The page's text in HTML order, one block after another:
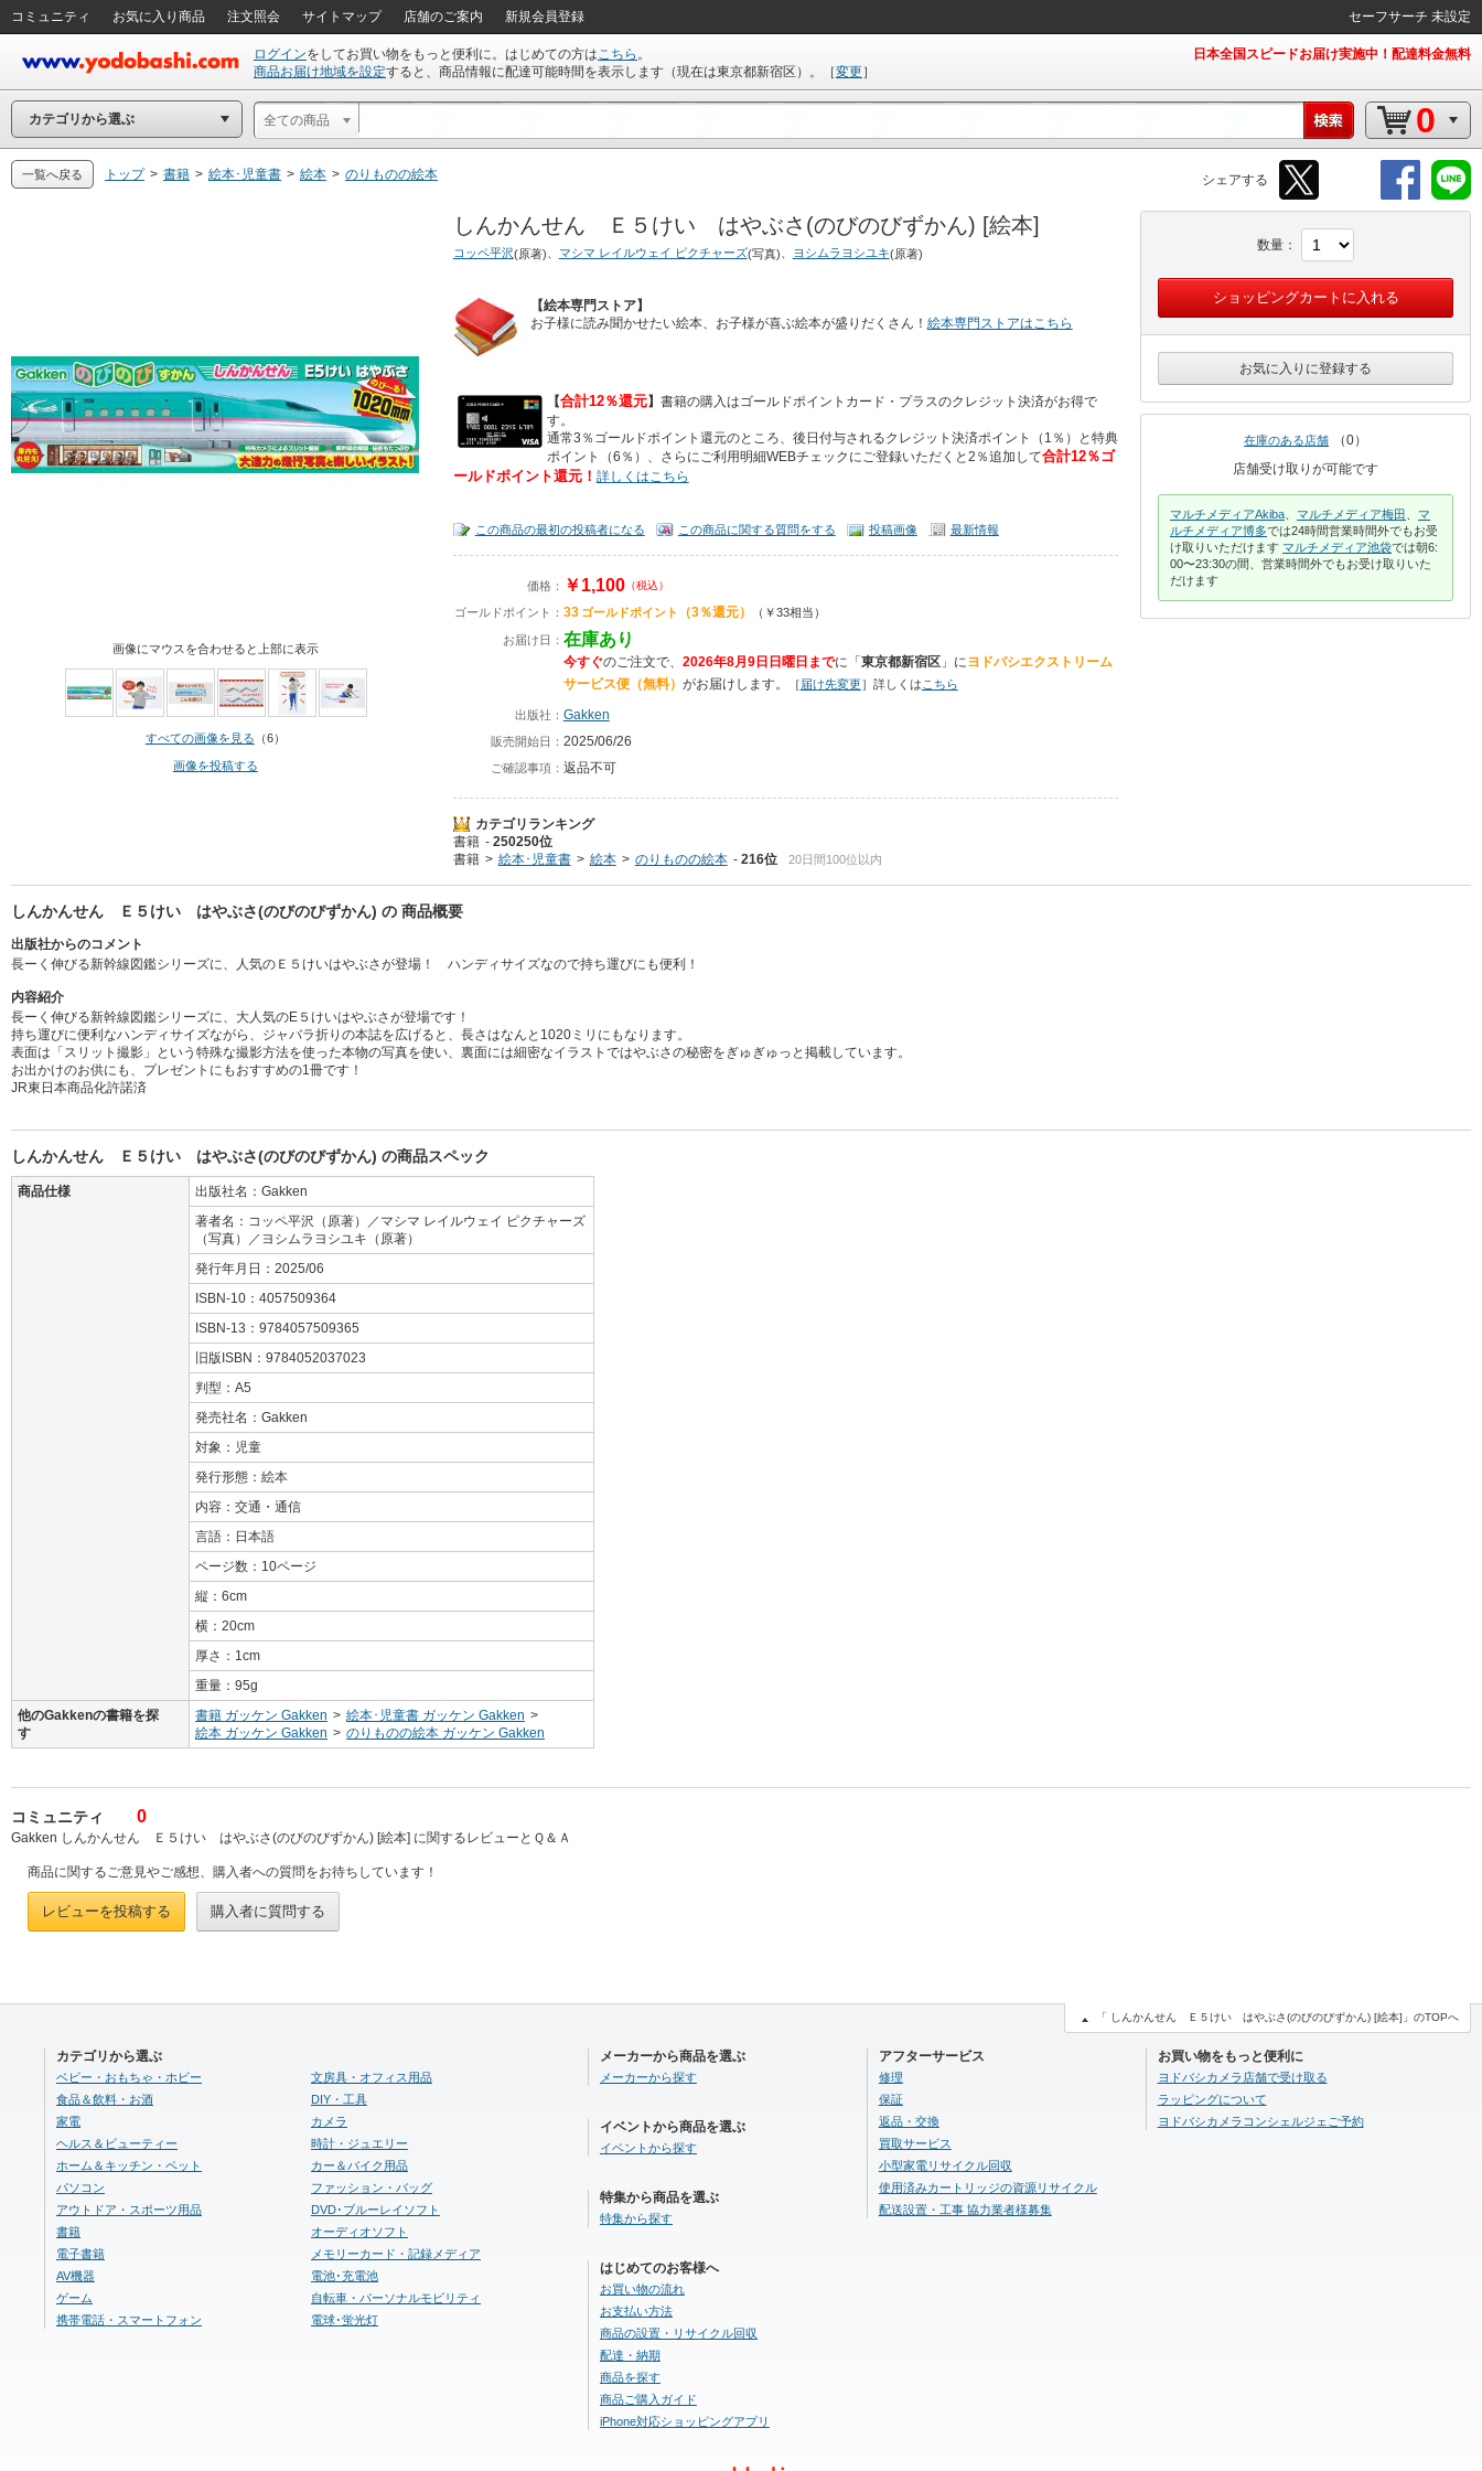
コミュニティ お気に入り商品 注文照会 サイトマップ 店舗のご案内 新規会員登録 セーフサーチ 未設定
ログインをしてお買い物をもっと便利に。はじめての方はこちら 。
商品お届け地域を設定すると、商品情報に配達可能時間を表示します（現在は東京都新宿区 ）。 ［変更］
日本全国スピードお届け実施中！配達料金無料
カテゴリから選ぶ 全ての商品 0
シェアする
一覧へ戻る トップ > 書籍 > 絵本･児童書 > 絵本 > のりものの絵本
画像にマウスを合わせると上部に表示
すべての画像を見る （6）
画像を投稿する
しんかんせん Ｅ５けい はやぶさ(のびのびずかん) [絵本]
コッペ平沢(原著) マシマ レイルウェイ ピクチャーズ(写真) ヨシムラヨシユキ(原著)
【絵本専門ストア】
お子様に読み聞かせたい絵本、お子様が喜ぶ絵本が盛りだくさん！ 絵本専門ストアはこちら
【合計12％還元】 書籍の購入はゴールドポイントカード・プラスのクレジット決済がお得で
す。
通常3％ゴールドポイント還元のところ、後日付与されるクレジット決済ポイント（1％）と特典
ポイント（6％）、さらにご利用明細WEBチェックにご登録いただくと2％追加して合計12％ゴ
ールドポイント還元！ 詳しくはこちら
この商品の最初の投稿者になる この商品に関する質問をする 投稿画像 最新情報
価格： ￥1,100（税込）
ゴールドポイント： 33 ゴールドポイント （3％還元） （￥33相当）
お届け日： 在庫あり
今すぐのご注文で、 2026年8月9日日曜日までに 「東京都新宿区」にヨドバシエクストリーム
サービス便（無料） がお届けします。 ［届け先変更］詳しくは こちら
出版社： Gakken
販売開始日： 2025/06/26
ご確認事項： 返品不可
カテゴリランキング
書籍
250250位
書籍
絵本･児童書 絵本 のりものの絵本 216位 20日間100位以内
数量
ショッピングカートに入れる
お気に入りに登録する
在庫のある店舗
0
店舗受け取りが可能です
マルチメディアAkiba マルチメディア梅田
マ
ルチメディア博多では24時間営業時間外でもお受
け取りいただけます マルチメディア池袋では朝6:
00〜23:30の間、営業時間外でもお受け取りいた
だけます
しんかんせん Ｅ５けい はやぶさ(のびのびずかん) の 商品概要
出版社からのコメント
長ーく伸びる新幹線図鑑シリーズに、人気のＥ５けいはやぶさが登場！ ハンディサイズなので持ち運びにも便利！
内容紹介
長ーく伸びる新幹線図鑑シリーズに、大人気のE５けいはやぶさが登場です！
持ち運びに便利なハンディサイズながら、ジャバラ折りの本誌を広げると、長さはなんと1020ミリにもなります。
表面は「スリット撮影」という特殊な撮影方法を使った本物の写真を使い、裏面には細密なイラストではやぶさの秘密をぎゅぎゅっと掲載しています。
お出かけのお供にも、プレゼントにもおすすめの1冊です！
JR東日本商品化許諾済
しんかんせん Ｅ５けい はやぶさ(のびのびずかん) の商品スペック
商品仕様
出版社名：Gakken
著者名：コッペ平沢（原著）／マシマ レイルウェイ ピクチャーズ
（写真）／ヨシムラヨシユキ（原著）
発行年月日：2025/06
ISBN-10：4057509364
ISBN-13：9784057509365
旧版ISBN：9784052037023
判型：A5
発売社名：Gakken
対象：児童
発行形態：絵本
内容：交通・通信
言語：日本語
ページ数：10ページ
縦：6cm
横：20cm
厚さ：1cm
重量：95g
他のGakkenの書籍を探
す
書籍 ガッケン Gakken > 絵本･児童書 ガッケン Gakken >
絵本 ガッケン Gakken > のりものの絵本 ガッケン Gakken
コミュニティ 0
Gakken しんかんせん Ｅ５けい はやぶさ(のびのびずかん) [絵本] に関するレビューとＱ＆Ａ
商品に関するご意見やご感想、購入者への質問をお待ちしています！
レビューを投稿する 購入者に質問する
カテゴリから選ぶ
ベビー・おもちゃ・ホビー
食品＆飲料・お酒
家電
ヘルス＆ビューティー
ホーム＆キッチン・ペット
パソコン
アウトドア・スポーツ用品
書籍
電子書籍
AV機器
ゲーム
携帯電話・スマートフォン
文房具・オフィス用品
DIY・工具
カメラ
時計・ジュエリー
カー＆バイク用品
ファッション・バッグ
DVD･ブルーレイソフト
オーディオソフト
メモリーカード・記録メディア
電池･充電池
自転車・パーソナルモビリティ
電球･蛍光灯
メーカーから商品を選ぶ
メーカーから探す
イベントから商品を選ぶ
イベントから探す
特集から商品を選ぶ
特集から探す
はじめてのお客様へ
お買い物の流れ
お支払い方法
商品の設置・リサイクル回収
配達・納期
商品を探す
商品ご購入ガイド
iPhone対応ショッピングアプリ
アフターサービス
修理
保証
返品・交換
買取サービス
小型家電リサイクル回収
使用済みカートリッジの資源リサイクル
配送設置・工事 協力業者様募集
お買い物をもっと便利に
ヨドバシカメラ店舗で受け取る
ラッピングについて
ヨドバシカメラコンシェルジェご予約
「 しんかんせん Ｅ５けい はやぶさ(のびのびずかん) [絵本]」のTOPへ